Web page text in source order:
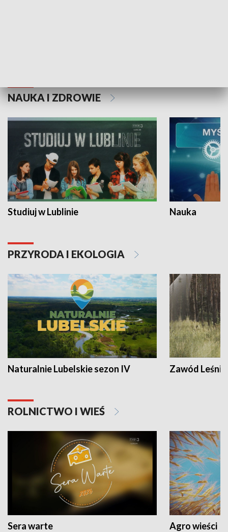
NAUKA I ZDROWIE
Studiuj w Lublinie Nauka
PRZYRODA I EKOLOGIA
Naturalnie Lubelskie sezon IV Zawód Leśnik
ROLNICTWO I WIEŚ
Sera warte Agro wieści